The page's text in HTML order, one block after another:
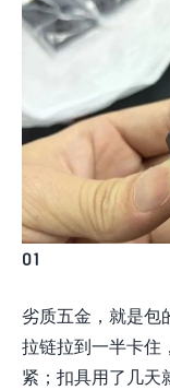
01
劣质五金，就是包
拉链拉到一半卡住
紧；扣具用了几天